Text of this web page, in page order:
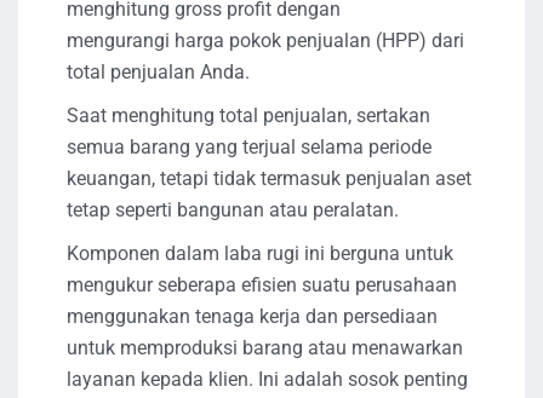
menghitung gross profit dengan
mengurangi harga pokok penjualan (HPP) dari
total penjualan Anda.
Saat menghitung total penjualan, sertakan
semua barang yang terjual selama periode
keuangan, tetapi tidak termasuk penjualan aset
tetap seperti bangunan atau peralatan.
Komponen dalam laba rugi ini berguna untuk
mengukur seberapa efisien suatu perusahaan
menggunakan tenaga kerja dan persediaan
untuk memproduksi barang atau menawarkan
layanan kepada klien. Ini adalah sosok penting